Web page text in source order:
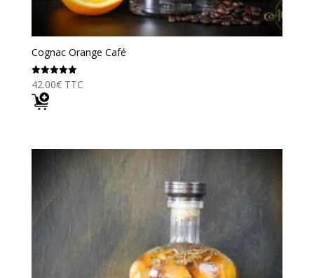
Cognac Orange Café
Note
5.00
sur 5
42.00€ TTC